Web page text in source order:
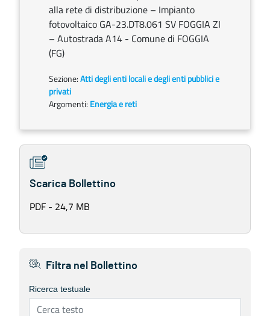
alla rete di distribuzione – Impianto
fotovoltaico GA-23.DT8.061 SV FOGGIA ZI
– Autostrada A14 - Comune di FOGGIA
(FG)
Sezione:Atti degli enti locali e degli enti pubblici e
privati
Argomenti: Energia e reti
Scarica Bollettino
PDF - 24,7 MB
Filtra nel Bollettino
Ricerca testuale